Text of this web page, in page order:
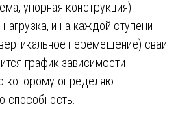
упорная конструкция)
и на каждой ступени
перемещение) сваи.
график зависимости
которому определяют